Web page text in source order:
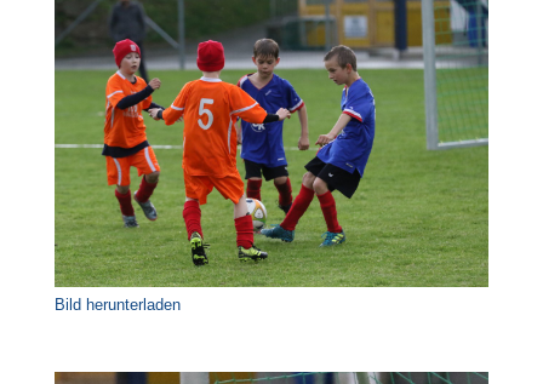
Bild herunterladen